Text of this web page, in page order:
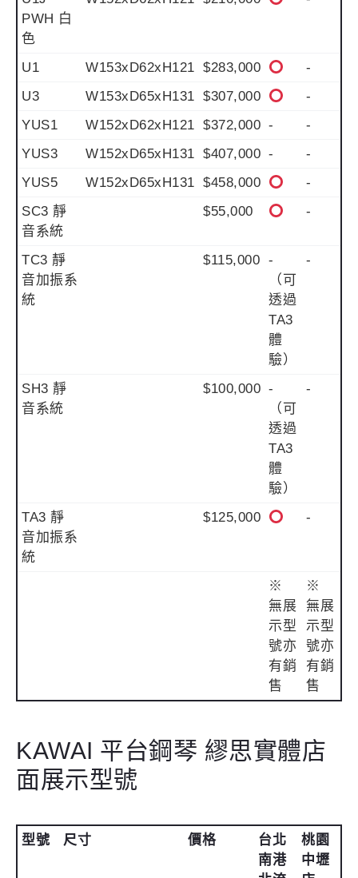
PWH 白
色
U1 W153xD62xH121 $283,000
-
U3
W153xD65xH131 $307,000
-
YUS1
W152xD62xH121 $372,000 -
-
YUS3
W152xD65xH131 $407,000 -
-
YUS5
W152xD65xH131 $458,000
-
SC3 靜
音系統
$55,000 -
TC3 靜
音加振系
統
$115,000 -
（可
透過
TA3
體
驗）
-
SH3 靜
音系統
$100,000 -
（可
透過
TA3
體
驗）
-
TA3 靜
音加振系
統
$125,000 -
※
無展
示型
號亦
有銷
售
※
無展
示型
號亦
有銷
售
KAWAI 平台鋼琴 繆思實體店
面展示型號
型號 尺寸 價格
台北
南港
桃園
中壢